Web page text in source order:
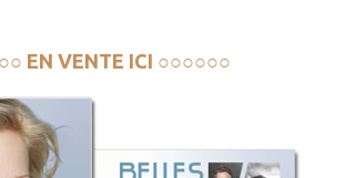
EN VENTE ICI ○○○○○○